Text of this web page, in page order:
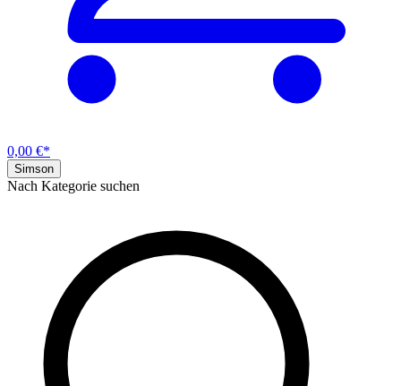
0,00 €*
Simson
Nach Kategorie suchen